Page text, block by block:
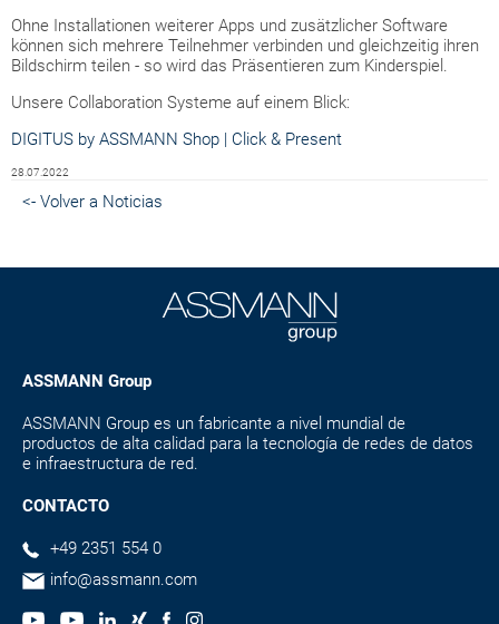
Ohne Installationen weiterer Apps und zusätzlicher Software
können sich mehrere Teilnehmer verbinden und gleichzeitig ihren
Bildschirm teilen - so wird das Präsentieren zum Kinderspiel.
Unsere Collaboration Systeme auf einem Blick:
DIGITUS by ASSMANN Shop | Click & Present
28.07.2022
<- Volver a Noticias
ASSMANN Group
ASSMANN Group es un fabricante a nivel mundial de
productos de alta calidad para la tecnología de redes de datos
e infraestructura de red.
CONTACTO
+49 2351 554 0
info@assmann.com